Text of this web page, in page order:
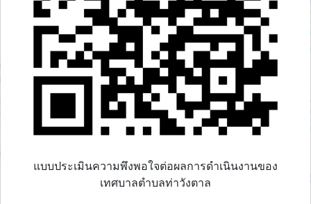
แบบประเมินความพึงพอใจต่อผลการดำเนินงานของ
เทศบาลตำบลท่าวังตาล